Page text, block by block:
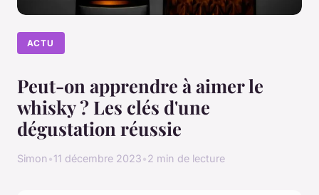
ACTU
Peut-on apprendre à aimer le
whisky ? Les clés d'une
dégustation réussie
Simon•11 décembre 2023•2 min de lecture